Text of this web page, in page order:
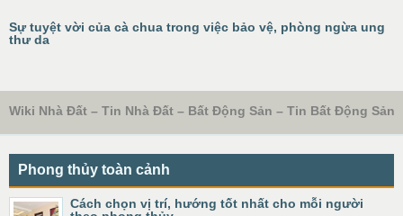
Sự tuyệt vời của cà chua trong việc bảo vệ, phòng ngừa ung
thư da
Wiki Nhà Đất – Tin Nhà Đất – Bất Động Sản – Tin Bất Động Sản
Phong thủy toàn cảnh
Cách chọn vị trí, hướng tốt nhất cho mỗi người